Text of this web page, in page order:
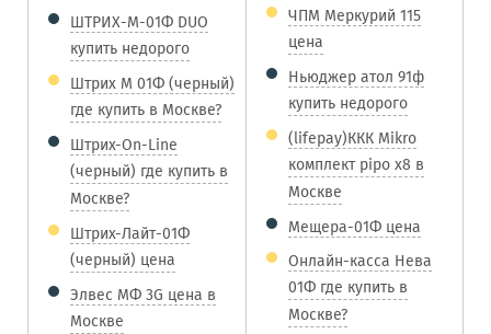
ШТРИХ-М-01Ф DUO
купить недорого
Штрих М 01Ф (черный)
где купить в Москве?
Штрих-On-Line
(черный) где купить в
Москве?
Штрих-Лайт-01Ф
(черный) цена
Элвес МФ 3G цена в
Москве
ЧПМ Меркурий 115
цена
Ньюджер атол 91ф
купить недорого
(lifepay)ККК Mikro
комплект pipo x8 в
Москве
Мещера-01Ф цена
Онлайн-касса Нева
01Ф где купить в
Москве?